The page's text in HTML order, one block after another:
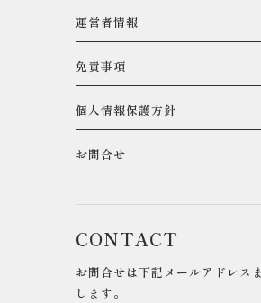
運営者情報
免責事項
個人情報保護方針
お問合せ
CONTACT
お問合せは下記メールアドレス
します。